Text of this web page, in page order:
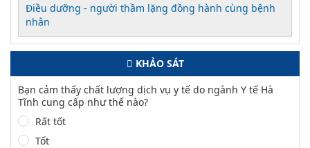
Điều dưỡng - người thầm lặng đồng hành cùng bệnh
nhân
KHẢO SÁT
Bạn cảm thấy chất lượng dịch vụ y tế do ngành Y tế Hà
Tĩnh cung cấp như thế nào?
Rất tốt
Tốt